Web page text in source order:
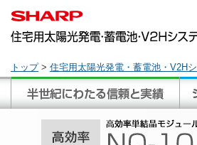
トップ> 住宅用太陽光発電・蓄電池・V2H